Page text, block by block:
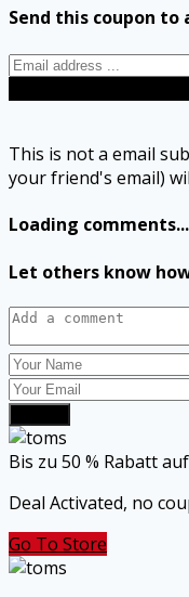
Send this coupon to
This is not a email
your friend's email)
Loading
Let others know
Bis zu 50 % Rabatt
Deal Activated, no
Go To Store